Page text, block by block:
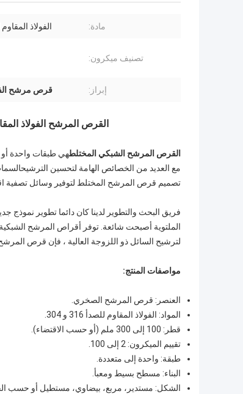
مادة: الفولاذ المقاوم للصدأ
تصنيف ميكرون:
إبراز: قرص مرشح
القرص المرشح الفولاذ
القرص المرشح الشبكي المختلطهي طبقات واحدة أو
مع العديد من الخصائص الهامة لتحسين
تصميم قرص المرشح المختلط لتوفير وسائل تصفية
فريق البحث والتطوير لدينا كان دائما تطوير
الملتوية أصبحت شائعة. توفر أقراص المرشح
لترشيح السائل ذو اللزوجة العالية ، فإن قرص
مواصفات المنتج:
العنصر: قرص المرشح الصخري.
المواد: الفولاذ المقاوم للصدأ 316 و 304.
قطر: 100 إلى 300 ملم (أو حسب الاقتضاء).
تقييم الميكرون: 2 إلى 100.
طبقة: واحدة إلى متعددة.
البناء: مسطح بسيط ومعبأ.
الشكل: مستدير، مربع، بيضاوي، مستطيل أو حسب